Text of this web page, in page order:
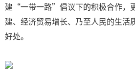
建“一带一路”倡议下的积极合作，
建、经济贸易增长、乃至人民的生活
好处。